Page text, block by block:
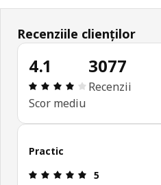
Recenziile clienților
4.1
Prezentare
Scor mediu
3077
Recenzii
Omite recenziile clienților
Practic
Prezentare
5